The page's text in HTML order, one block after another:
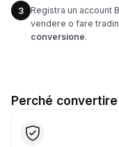
3
Registra un account
vendere o fare
conversione.
Perché